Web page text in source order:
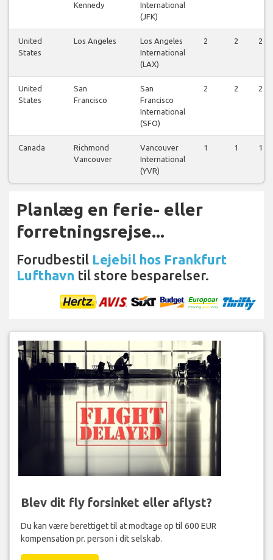
Kennedy
International
(JFK)
United
States
Los Angeles
Los Angeles
International
(LAX)
2 2 2
United
States
San
Francisco
San
Francisco
International
(SFO)
2 2 2
Canada
Richmond
Vancouver
Vancouver
International
(YVR)
1 1 1
Planlæg en ferie- eller
forretningsrejse...
Forudbestil Lejebil hos Frankfurt
Lufthavn til store besparelser.
Blev dit fly forsinket eller aflyst?
Du kan være berettiget til at modtage op til 600 EUR
kompensation pr. person i dit selskab.